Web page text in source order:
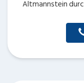
Altmannstein